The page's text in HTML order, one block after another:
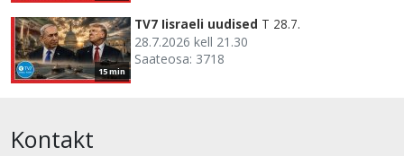
15 min
TV7 Iisraeli uudised T 28.7.
28.7.2026 kell 21.30
Saateosa: 3718
Kontakt